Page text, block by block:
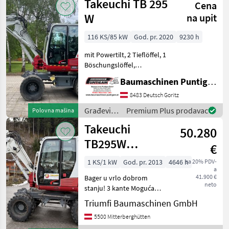
Polovna mašina
Takeuchi TB 295
W
Cena
na upit
116 KS/85 kW God. pr. 2020
9230 h
mit Powertilt, 2 Tieflöffel, 1
Böschungslöffel,
Referenznummer: 20230
Baumaschinen Puntigam
GmbH Unser Spezialgebiet:
Ankauf - Verkauf - Vermietu
Baumaschinen Puntigam GmbH
8483 Deutsch Goritz
Građevinski
strojevi /
Takeuchi
Premium Plus prodavac
Takeuchi
TB295W
Powertilt
50.280
€
sa 20% PDV-
a
41.900 €
neto
1 KS/1 kW God. pr. 2013
4646 h
Bager u vrlo dobrom
stanju! 3 kante Moguća
zamjena Građevinski
strojevi Mobilni bageri
Triumfi Baumaschinen GmbH
5500 Mitterberghütten